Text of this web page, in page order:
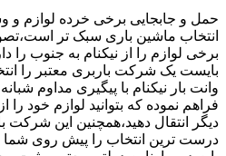
حمل و جابجایی برخی خرده لوازم و
انتخاب ماشین باری سبک تر
برخی لوازم را از نیکنام به جنوب را
بایست یک شرکت باربری معتبر را
وانت بار نیکنام با پیگیری مداوم
فراهم نموده که بتوانید لوازم خود
دیگر انتقال دهید،همچنین این شرکت
درست ترین انتخاب را پیش روی شما